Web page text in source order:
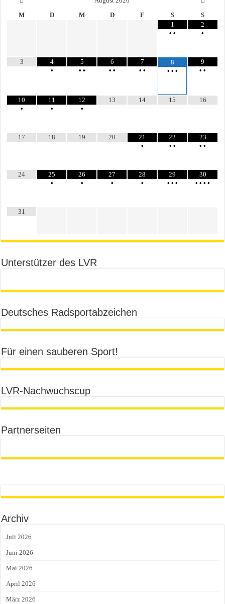
M
D M D F S
S
1
• •
2
•
3
4
•
5
• •
6
• •
7
• •
8
• • •
9
••
10
•
11
•
12
•
13 14 15 16
17 18 19 20
21
•
22
• •
23
••
24
25
•
26
•
27
•
28
•
29
• • •
30
••••
31
Unterstützer des LVR
Deutsches Radsportabzeichen
Für einen sauberen Sport!
LVR-Nachwuchscup
Partnerseiten
Archiv
Juli 2026
Juni 2026
Mai 2026
April 2026
März 2026